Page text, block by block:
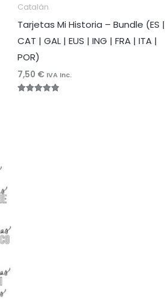
Catalán
Tarjetas Mi Historia – Bundle (ES |
CAT | GAL | EUS | ING | FRA | ITA |
POR)
7,50 € IVA Inc.